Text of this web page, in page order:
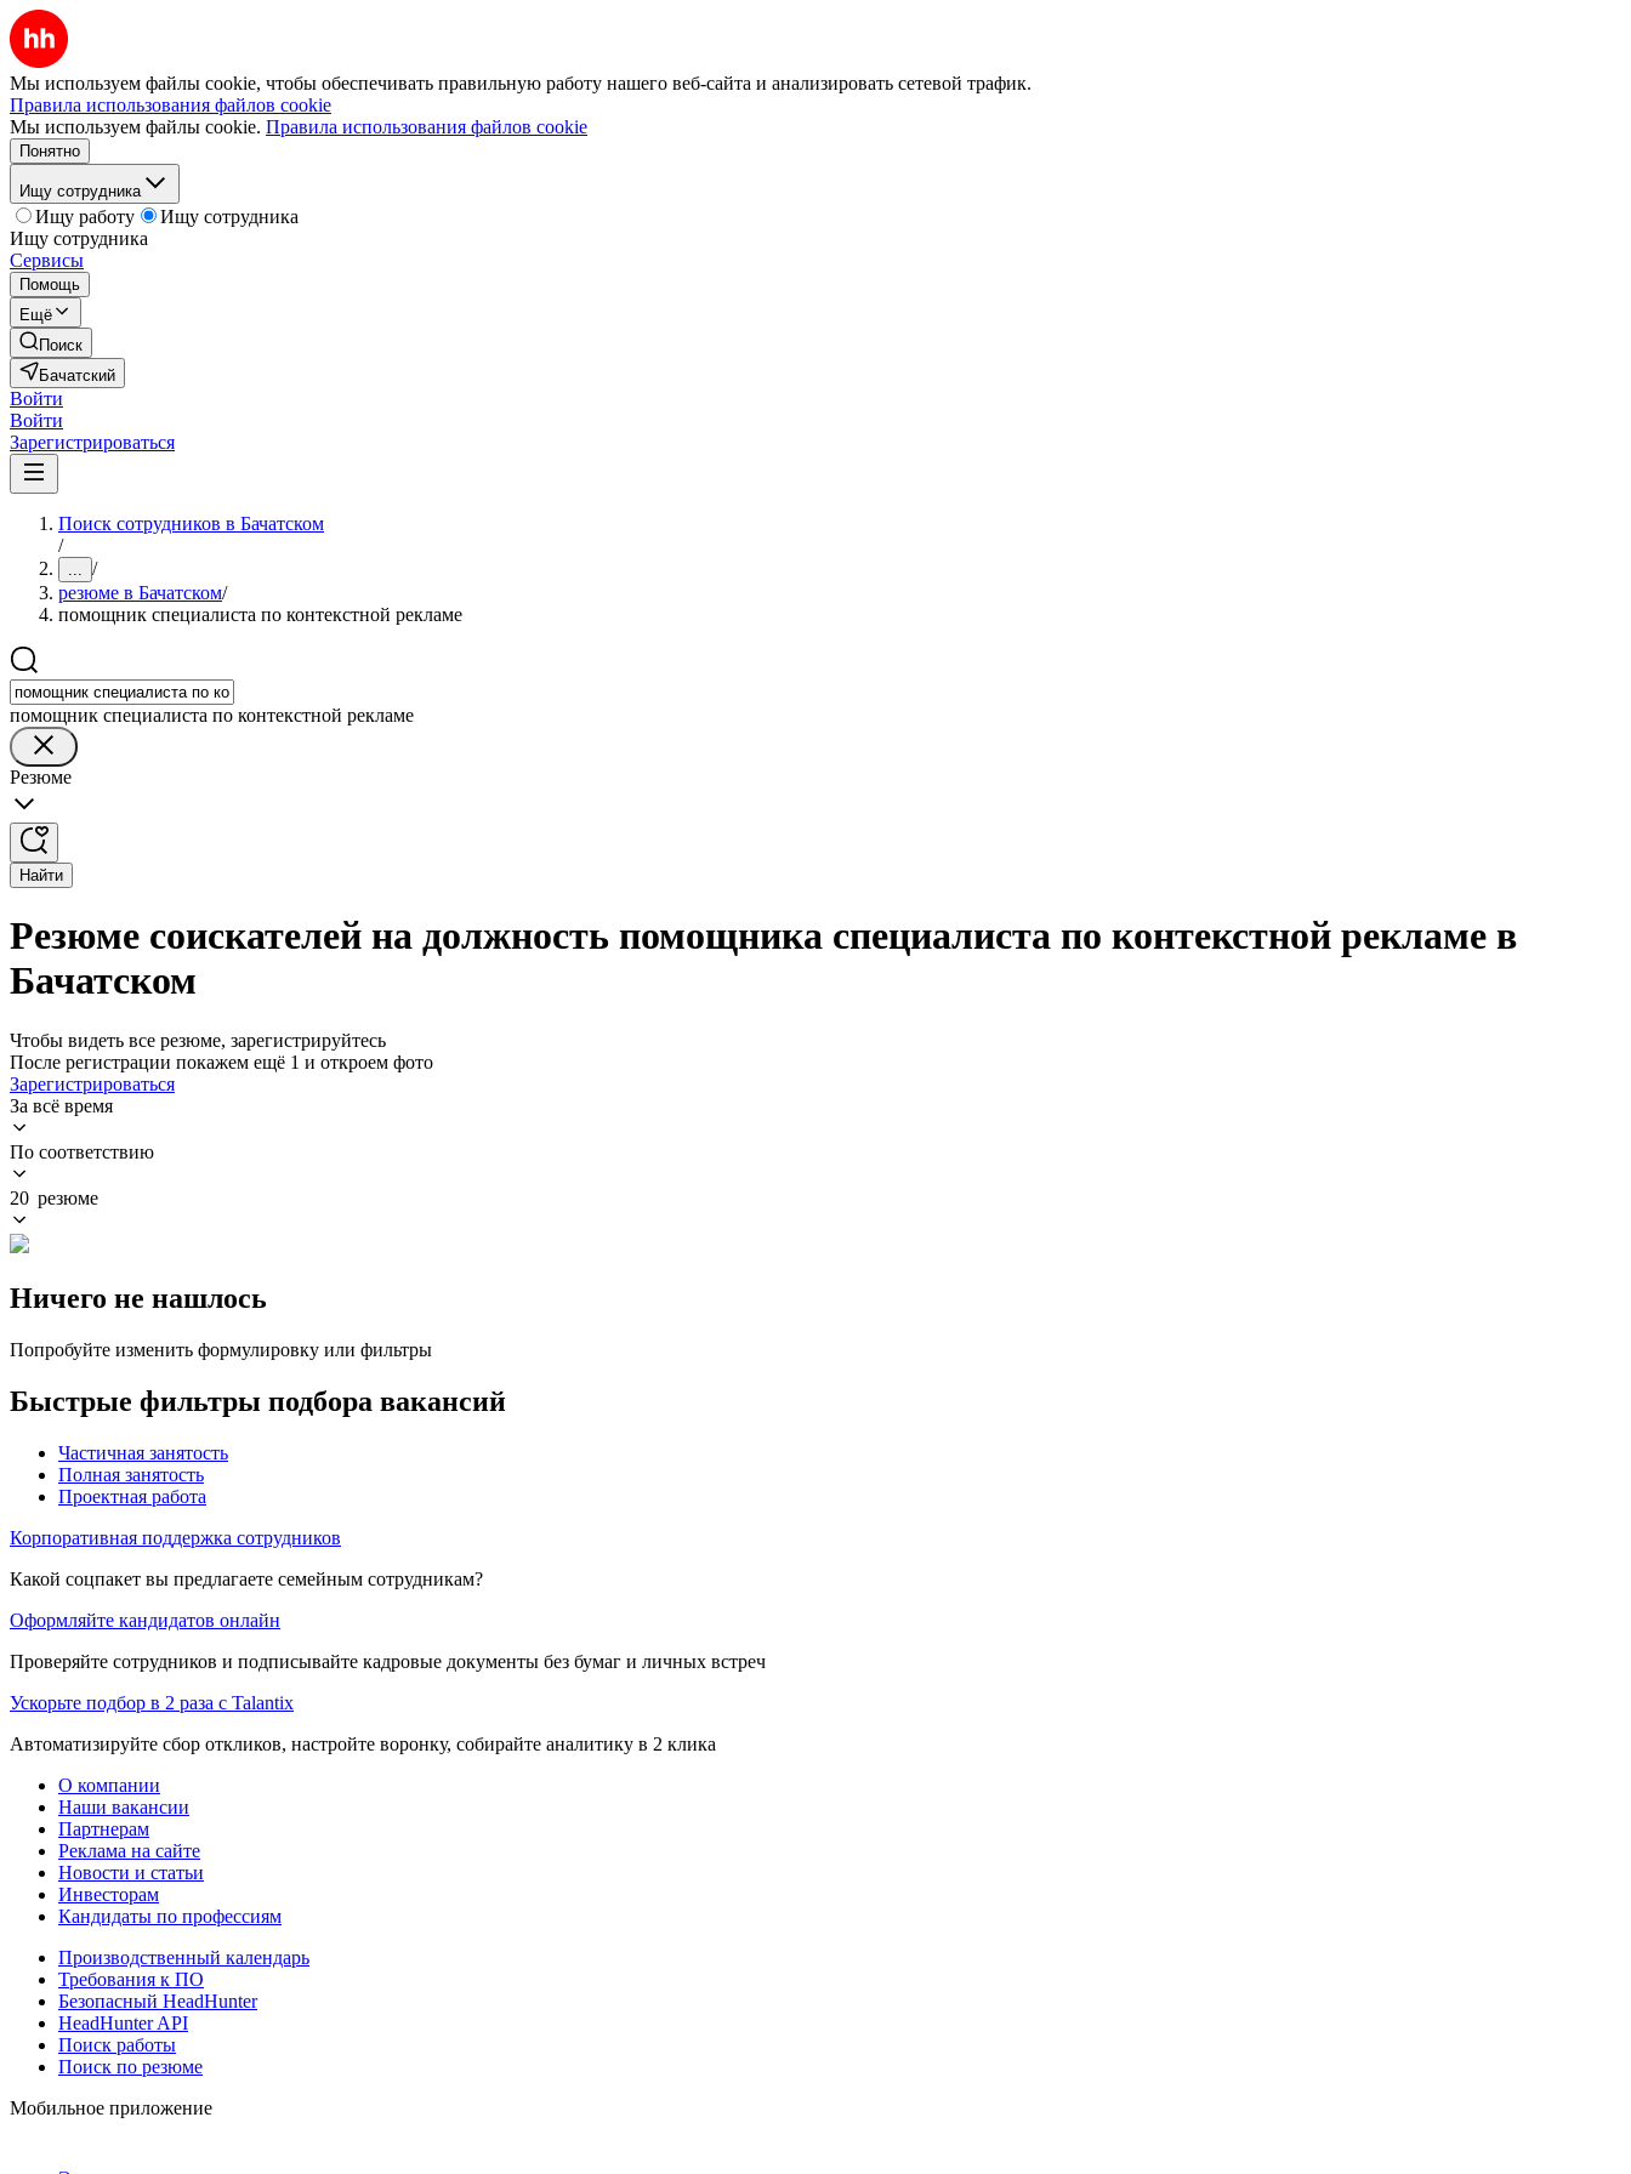
Мы используем файлы cookie, чтобы обеспечивать правильную работу нашего веб-сайта и анализировать сетевой трафик.
Правила использования файлов cookie
Мы используем файлы cookie. Правила использования файлов cookie
Понятно
Ищу сотрудника
Ищу работу
Ищу сотрудника
Ищу сотрудника
Сервисы
Помощь
Ещё
Поиск
Бачатский
Войти
Войти
Зарегистрироваться
Поиск сотрудников в Бачатском
/
... /
резюме в Бачатском/
помощник специалиста по контекстной рекламе
помощник специалиста по контекстной рекламе
Резюме
Найти
Резюме соискателей на должность помощника специалиста по контекстной рекламе в
Бачатском
Чтобы видеть все резюме, зарегистрируйтесь
После регистрации покажем ещё 1 и откроем фото
Зарегистрироваться
За всё время
По соответствию
20 резюме
Ничего не нашлось
Попробуйте изменить формулировку или фильтры
Быстрые фильтры подбора вакансий
Частичная занятость
Полная занятость
Проектная работа
Корпоративная поддержка сотрудников
Какой соцпакет вы предлагаете семейным сотрудникам?
Оформляйте кандидатов онлайн
Проверяйте сотрудников и подписывайте кадровые документы без бумаг и личных встреч
Ускорьте подбор в 2 раза с Talantix
Автоматизируйте сбор откликов, настройте воронку, собирайте аналитику в 2 клика
О компании
Наши вакансии
Партнерам
Реклама на сайте
Новости и статьи
Инвесторам
Кандидаты по профессиям
Производственный календарь
Требования к ПО
Безопасный HeadHunter
HeadHunter API
Поиск работы
Поиск по резюме
Мобильное приложение